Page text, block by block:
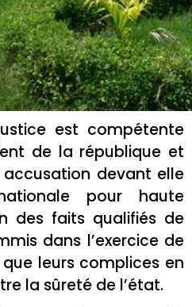
est compétente
de la république et
devant elle
pour haute
des faits qualifiés de
dans l’exercice de
leurs complices en
la sûreté de l’état.